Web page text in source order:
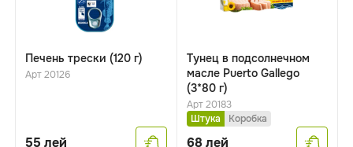
Печень трески (120 г)
Арт 20126
55 лей
Тунец в подсолнечном
масле Puerto Gallego
(3*80 г)
Арт 20183
Штука
Коробка
68лей